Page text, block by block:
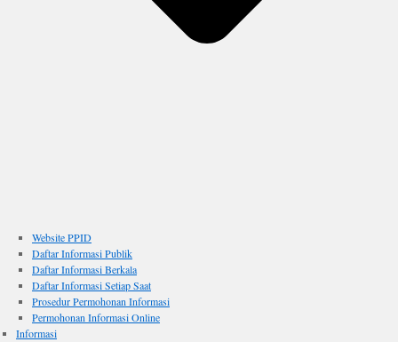
Website PPID
Daftar Informasi Publik
Daftar Informasi Berkala
Daftar Informasi Setiap Saat
Prosedur Permohonan Informasi
Permohonan Informasi Online
Informasi